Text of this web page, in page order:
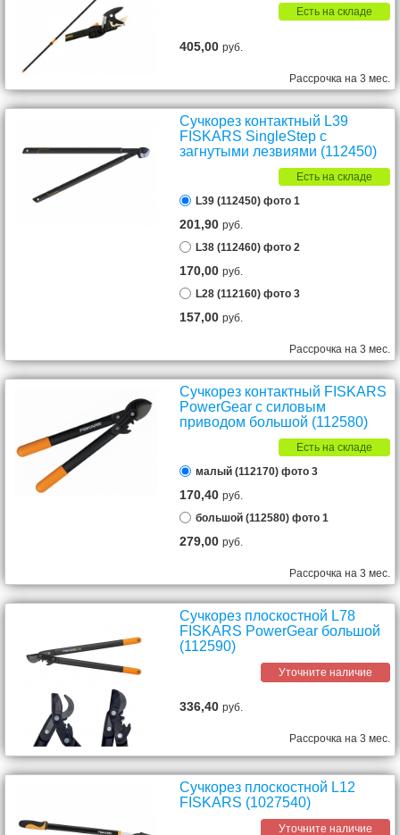
Есть на складе
405,00руб.
Рассрочка на 3 мес.
Сучкорез контактный L39
FISKARS SingleStep c
загнутыми лезвиями (112450)
Есть на складе
L39 (112450) фото 1
201,90руб.
L38 (112460) фото 2
170,00руб.
L28 (112160) фото 3
157,00руб.
Рассрочка на 3 мес.
Сучкорез контактный FISKARS
PowerGear с силовым
приводом большой (112580)
Есть на складе
малый (112170) фото 3
170,40руб.
большой (112580) фото 1
279,00руб.
Рассрочка на 3 мес.
Сучкорез плоскостной L78
FISKARS PowerGear большой
(112590)
Уточните наличие
336,40руб.
Рассрочка на 3 мес.
Сучкорез плоскостной L12
FISKARS (1027540)
Уточните наличие